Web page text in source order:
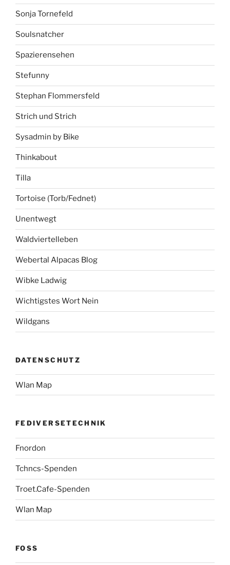
Sonja Tornefeld
Soulsnatcher
Spazierensehen
Stefunny
Stephan Flommersfeld
Strich und Strich
Sysadmin by Bike
Thinkabout
Tilla
Tortoise (Torb/Fednet)
Unentwegt
Waldviertelleben
Webertal Alpacas Blog
Wibke Ladwig
Wichtigstes Wort Nein
Wildgans
DATENSCHUTZ
Wlan Map
FEDIVERSETECHNIK
Fnordon
Tchncs-Spenden
Troet.Cafe-Spenden
Wlan Map
FOSS